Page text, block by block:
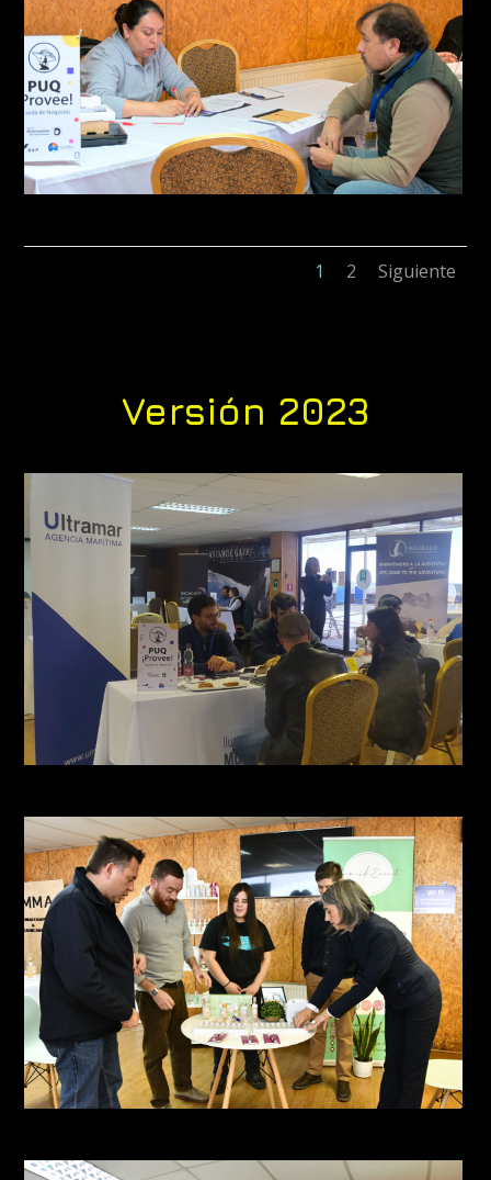
1 2 Siguiente
Versión 2023